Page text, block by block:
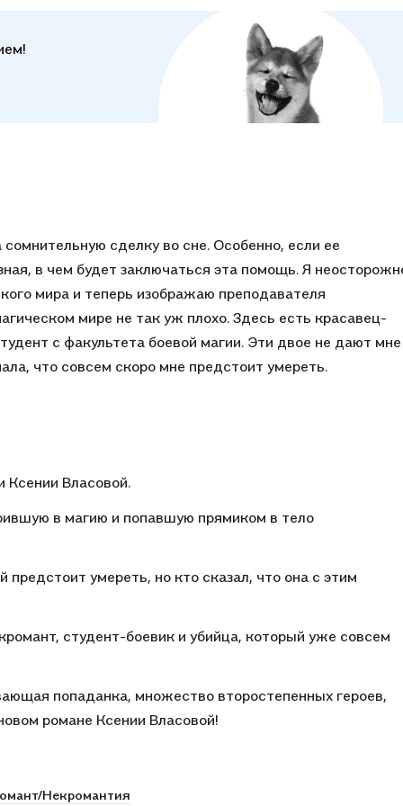
сделку во сне. Особенно, если ее
в чем будет заключаться эта помощь. Я
мира и теперь изображаю преподавателя
мире не так уж плохо. Здесь есть красавец-
с факультета боевой магии. Эти двое не дают мне
что совсем скоро мне предстоит умереть.
Ксении Власовой.
в магию и попавшую прямиком в тело
умереть, но кто сказал, что она с этим
студент-боевик и убийца, который уже совсем
попаданка, множество второстепенных героев,
романе Ксении Власовой!
Некромантия